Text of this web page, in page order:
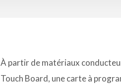
À partir de matériaux
Touch Board, une carte à